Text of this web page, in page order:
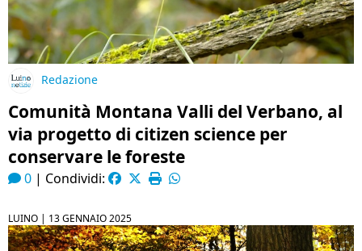
Redazione
Comunità Montana Valli del Verbano, al
via progetto di citizen science per
conservare le foreste
0 | Condividi:
LUINO | 13 GENNAIO 2025